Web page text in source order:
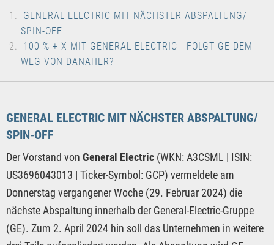
GENERAL ELECTRIC MIT NÄCHSTER ABSPALTUNG/
SPIN-OFF
100 % + X MIT GENERAL ELECTRIC - FOLGT GE DEM
WEG VON DANAHER?
GENERAL ELECTRIC MIT NÄCHSTER ABSPALTUNG/
SPIN-OFF
Der Vorstand von General Electric (WKN: A3CSML | ISIN:
US3696043013 | Ticker-Symbol: GCP) vermeldete am
Donnerstag vergangener Woche (29. Februar 2024) die
nächste Abspaltung innerhalb der General-Electric-Gruppe
(GE). Zum 2. April 2024 hin soll das Unternehmen in weitere